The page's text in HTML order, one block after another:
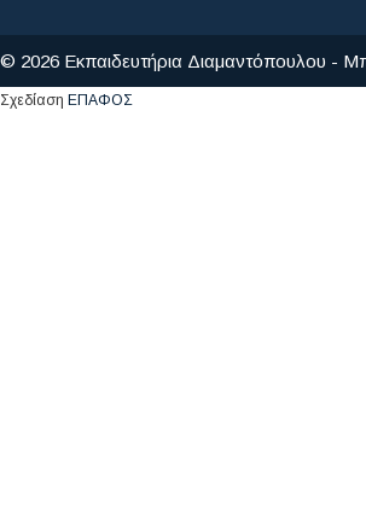
© 2026 Εκπαιδευτήρια Διαμαντόπουλου -
Σχεδίαση ΕΠΑΦΟΣ